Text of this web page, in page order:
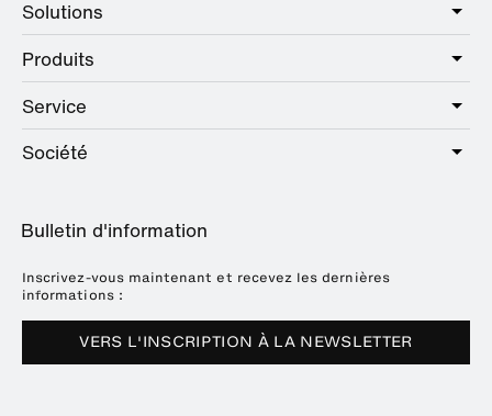
Solutions
Care
Public
Hotel
Produits
Sanitaire
Quincaillerie
Expositions
Service
Offre de services
Brochures et catalogues
Downloads
Société
Références
Presse
Dates des salons
Durabilité
Bulletin d'information
Inscrivez-vous maintenant et recevez les dernières
informations :
VERS L'INSCRIPTION À LA NEWSLETTER